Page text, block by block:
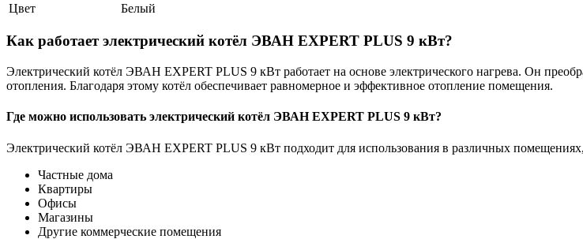
Цвет
Белый
Как работает электрический котёл ЭВАН EXPERT PLUS 9 кВт?
Электрический котёл ЭВАН EXPERT PLUS 9 кВт работает на основе электрического нагрева. Он
отопления. Благодаря этому котёл обеспечивает равномерное и эффективное отопление помещения.
Где можно использовать электрический котёл ЭВАН EXPERT PLUS 9 кВт?
Электрический котёл ЭВАН EXPERT PLUS 9 кВт подходит для использования в различных
Частные дома
Квартиры
Офисы
Магазины
Другие коммерческие помещения